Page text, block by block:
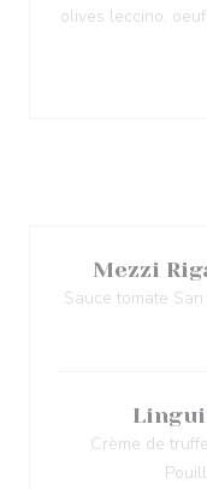
olives leccino,
Mezzi
Sauce tomate
Crème de